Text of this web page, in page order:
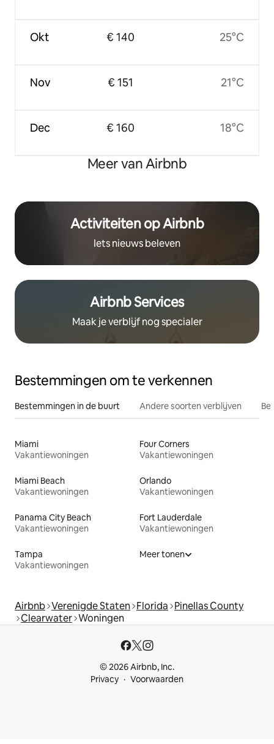
Okt
Nov
Dec
€ 140
€ 151
€ 160
25°C
21°C
18°C
Meer van Airbnb
Activiteiten op Airbnb
Iets nieuws beleven
Airbnb Services
Maak je verblijf nog specialer
Bestemmingen om te verkennen
Bestemmingen in de buurt Andere soorten verblijven
Miami
Vakantiewoningen
Four Corners
Vakantiewoningen
Miami Beach
Vakantiewoningen
Orlando
Vakantiewoningen
Panama City Beach
Vakantiewoningen
Fort Lauderdale
Vakantiewoningen
Tampa
Vakantiewoningen
Meer tonen
Airbnb Verenigde Staten Florida Pinellas County
Clearwater Woningen
© 2026 Airbnb, Inc.
Privacy
Voorwaarden